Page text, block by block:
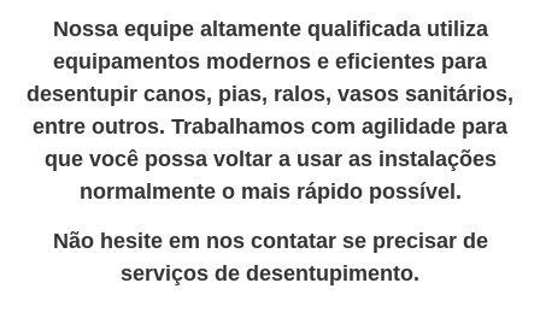
Nossa equipe altamente qualificada utiliza
equipamentos modernos e eficientes para
desentupir canos, pias, ralos, vasos sanitários,
entre outros. Trabalhamos com agilidade para
que você possa voltar a usar as instalações
normalmente o mais rápido possível.
Não hesite em nos contatar se precisar de
serviços de desentupimento.